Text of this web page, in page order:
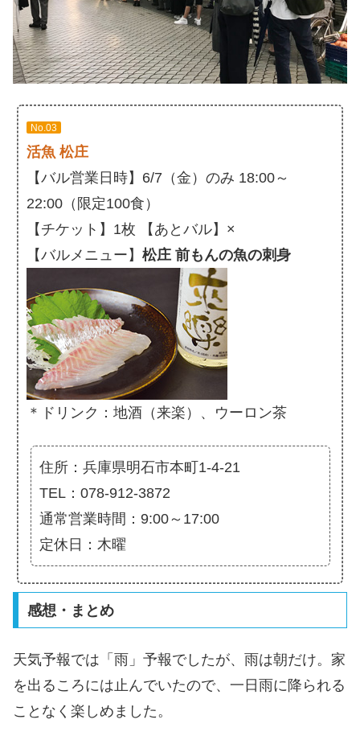
No.03
活魚 松庄
【バル営業日時】6/7（金）のみ 18:00～
22:00（限定100食）
【チケット】1枚 【あとバル】×
【バルメニュー】 松庄 前もんの魚の刺身
＊ドリンク：地酒（来楽）、ウーロン茶
住所：兵庫県明石市本町1-4-21
TEL：078-912-3872
通常営業時間：9:00～17:00
定休日：木曜
感想・まとめ
天気予報では「雨」予報でしたが、雨は朝だけ。家
を出るころには止んでいたので、一日雨に降られる
ことなく楽しめました。